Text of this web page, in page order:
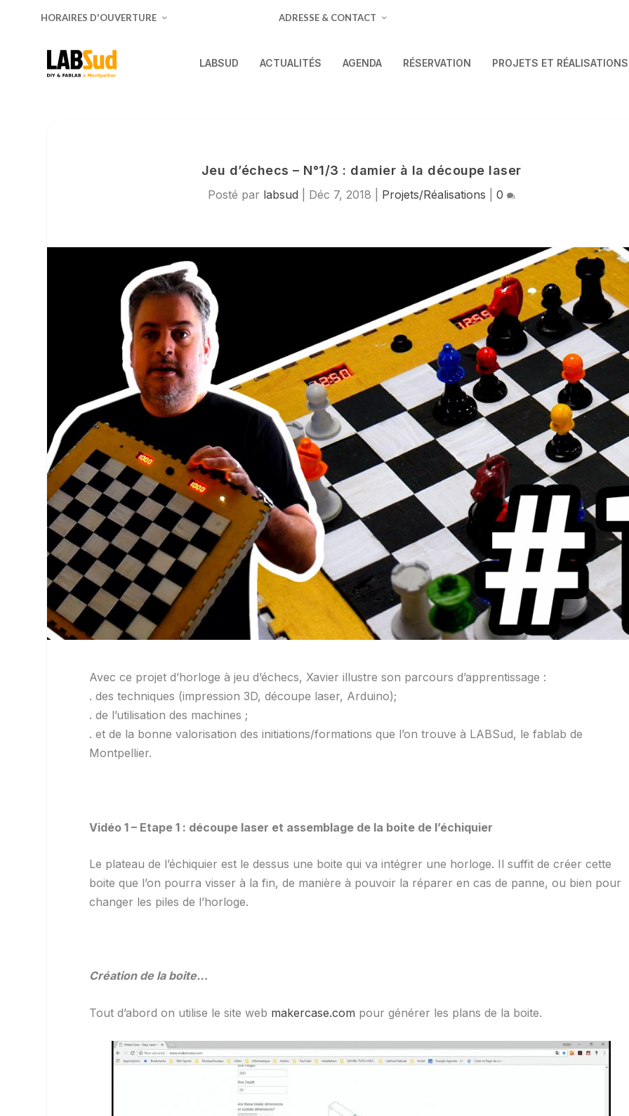
HORAIRES D'OUVERTURE ADRESSE & CONTACT
LABSUD ACTUALITÉS AGENDA RÉSERVATION PROJETS ET RÉALISATIONS
Jeu d’échecs – N°1/3 : damier à la découpe laser
Posté par labsud Déc 7, 2018 Projets/Réalisations 0
Avec ce projet d’horloge à jeu d’échecs, Xavier illustre son parcours d’apprentissage :
. des techniques (impression 3D, découpe laser, Arduino);
. de l’utilisation des machines ;
. et de la bonne valorisation des initiations/formations que l’on trouve à LABSud, le fablab de
Montpellier.
Vidéo 1 – Etape 1 : découpe laser et assemblage de la boite de l’échiquier
Le plateau de l’échiquier est le dessus une boite qui va intégrer une horloge. Il suffit de créer cette
boite que l’on pourra visser à la fin, de manière à pouvoir la réparer en cas de panne, ou bien pour
changer les piles de l’horloge.
Création de la boite…
Tout d’abord on utilise le site web makercase.com pour générer les plans de la boite.